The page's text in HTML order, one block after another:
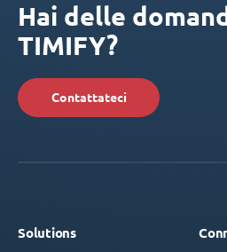
Hai delle
TIMIFY?
Contattateci
Solutions